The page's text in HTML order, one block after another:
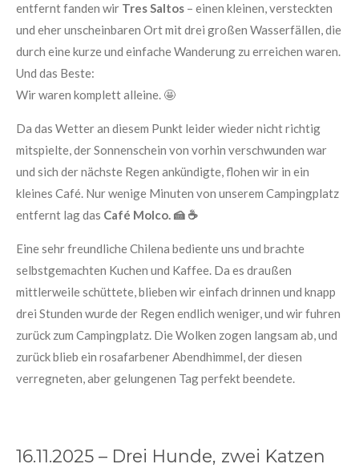
entfernt fanden wir Tres Saltos – einen kleinen, versteckten
und eher unscheinbaren Ort mit drei großen Wasserfällen, die
durch eine kurze und einfache Wanderung zu erreichen waren.
Und das Beste:
Wir waren komplett alleine. 🤩
Da das Wetter an diesem Punkt leider wieder nicht richtig
mitspielte, der Sonnenschein von vorhin verschwunden war
und sich der nächste Regen ankündigte, flohen wir in ein
kleines Café. Nur wenige Minuten von unserem Campingplatz
entfernt lag das Café Molco. 🍰 ☕️
Eine sehr freundliche Chilena bediente uns und brachte
selbstgemachten Kuchen und Kaffee. Da es draußen
mittlerweile schüttete, blieben wir einfach drinnen und knapp
drei Stunden wurde der Regen endlich weniger, und wir fuhren
zurück zum Campingplatz. Die Wolken zogen langsam ab, und
zurück blieb ein rosafarbener Abendhimmel, der diesen
verregneten, aber gelungenen Tag perfekt beendete.
16.11.2025 – Drei Hunde, zwei Katzen